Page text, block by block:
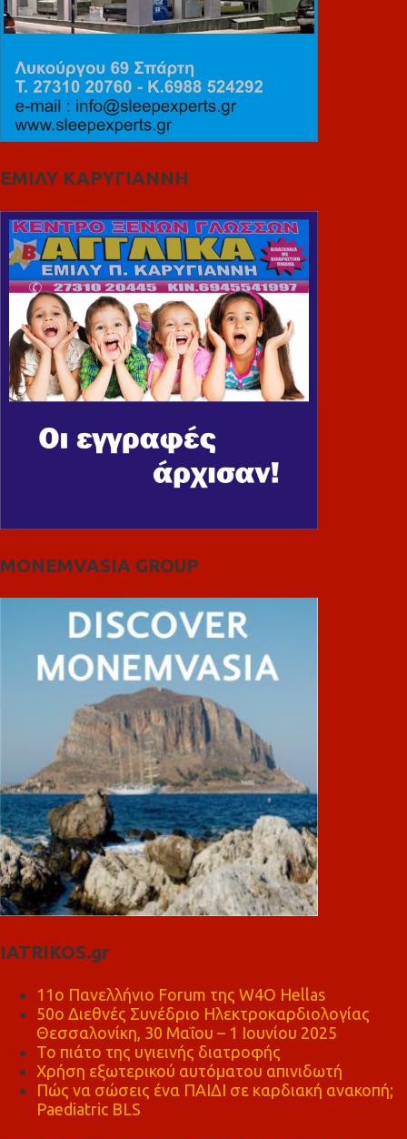
ΕΜΙΛΥ ΚΑΡΥΓΙΑΝΝΗ
MONEMVASIA GROUP
IATRIKOS.gr
11ο Πανελλήνιο Forum της W4O Hellas
50ο Διεθνές Συνέδριο Ηλεκτροκαρδιολογίας
Θεσσαλονίκη, 30 Μαΐου – 1 Ιουνίου 2025
Το πιάτο της υγιεινής διατροφής
Χρήση εξωτερικού αυτόματου απινιδωτή
Πώς να σώσεις ένα ΠΑΙΔΙ σε καρδιακή ανακοπή;
Paediatric BLS